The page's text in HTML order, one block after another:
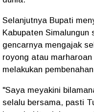
Selanjutnya Bupati
Kabupaten
gencarnya mengajak
royong atau
melakukan
"Saya meyakini
selalu bersama, pasti